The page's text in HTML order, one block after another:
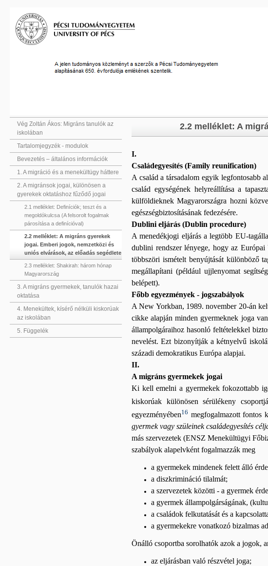
Vég Zoltán Ákos: Migráns tanulók az
iskolában
Tartalomjegyzék - modulok
Bevezetés – általános információk
1. A migráció és a menekültügy háttere
2. A migránsok jogai, különösen a
gyerekek oktatáshoz fűződő jogai
2.1 melléklet: Definíciók; teszt és a
megoldókulcsa (A felsorolt fogalmak
párosítása a definícióval)
2.2 melléklet: A migráns gyerekek
jogai. Emberi jogok, nemzetközi és
uniós elvárások, az előadás segédlete
2.3 melléklet: Shakirah: három hónap
Magyarország
3. A migráns gyermekek, tanulók hazai
oktatása
4. Menekültek, kísérő nélküli kiskorúak
az iskolában
5. Függelék
2.2 melléklet: A
I.
Családegyesítés (Family reunification)
A család a társadalom egyik legfontosabb
család egységének helyreállítása a
külföldieknek Magyarországra hozni
egészségbiztosításának fedezésére.
Dublini eljárás (Dublin procedure)
A menedékjogi eljárás a legtöbb EU-
dublini rendszer lényege, hogy az
többszöri ismételt benyújtását különböző
megállapítani (például ujjlenyomat
belépett).
Főbb egyezmények - jogszabályok
A New Yorkban, 1989. november 20-án
cikke alapján minden gyermeknek joga
állampolgáraihoz hasonló feltételekkel
nevelést. Ezt bizonyítják a kétnyelvű
századi demokratikus Európa alapjai.
II.
A migráns gyermekek jogai
Ki kell emelni a gyermekek fokozottabb
kiskorúak különösen sérülékeny
egyezményében16 megfogalmazott fontos
gyermek vagy szüleinek családegyesítés
más szervezetek (ENSZ Menekültügyi
szabályok alapelvként fogalmazzák meg
a gyermekek mindenek felett álló
a diszkrimináció tilalmát;
a szervezetek közötti - a gyermek
a gyermek állampolgárságának,
a családok felkutatását és a
a gyermekekre vonatkozó bizalmas
Önálló csoportba sorolhatók azok a jogok,
az eljárásban való részvétel joga;